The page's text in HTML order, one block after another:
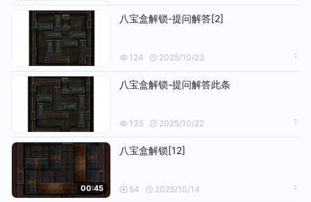
八宝盒解锁-提问解答[2]
124 2025/10/23
八宝盒解锁-提问解答此条
135 2025/10/22
00:45
八宝盒解锁[12]
54 2025/10/14